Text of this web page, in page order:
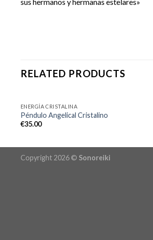
RELATED PRODUCTS
ENERGÍA CRISTALINA
Péndulo Angelical Cristalino
€35.00
Copyright 2026 © Sonoreiki